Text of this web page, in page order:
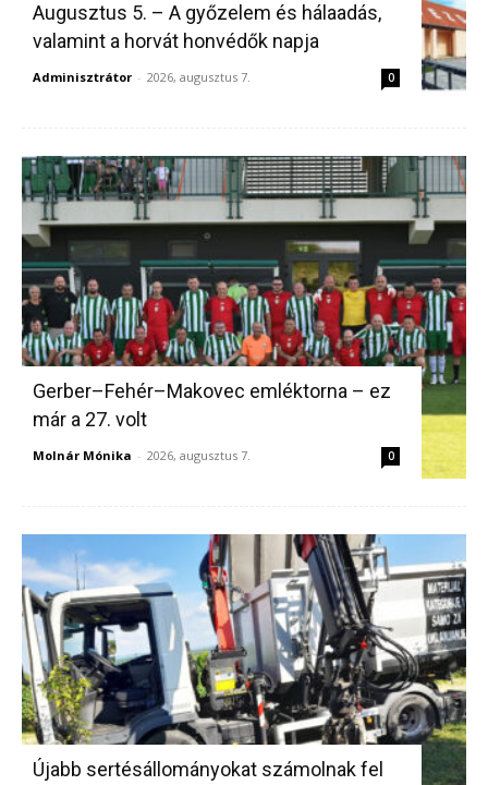
Augusztus 5. – A győzelem és hálaadás,
valamint a horvát honvédők napja
Adminisztrátor - 2026, augusztus 7. 0
Gerber–Fehér–Makovec emléktorna – ez
már a 27. volt
Molnár Mónika - 2026, augusztus 7. 0
Újabb sertésállományokat számolnak fel